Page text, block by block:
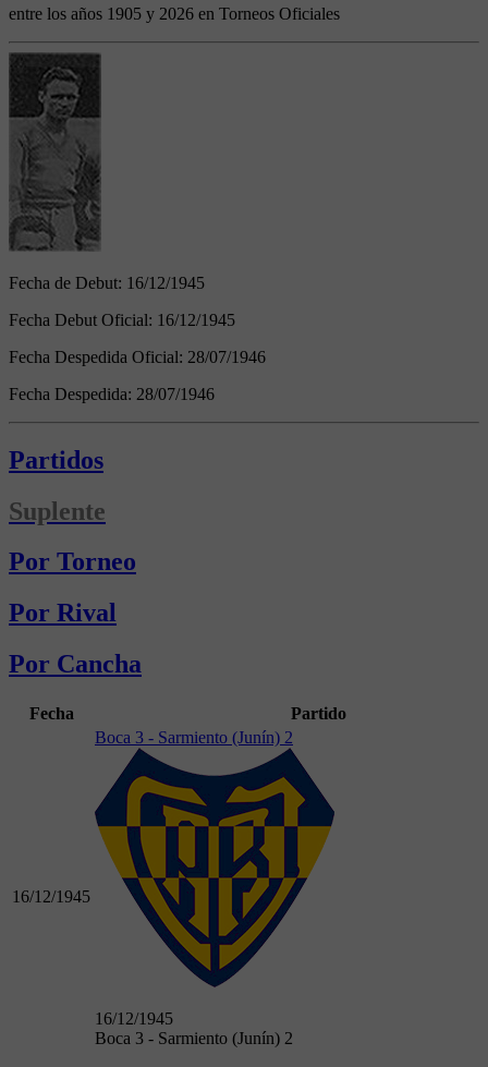
entre los años 1905 y 2026 en Torneos Oficiales
Fecha de Debut: 16/12/1945
Fecha Debut Oficial: 16/12/1945
Fecha Despedida Oficial: 28/07/1946
Fecha Despedida: 28/07/1946
Partidos
Suplente
Por Torneo
Por Rival
Por Cancha
Fecha Partido
16/12/1945
Boca 3 - Sarmiento (Junín) 2
16/12/1945
Boca 3 - Sarmiento (Junín) 2